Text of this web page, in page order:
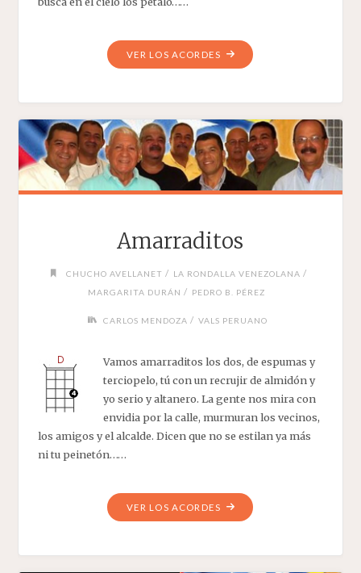
VER LOS ACORDES"CAMINITO
VERDE"
Amarraditos
CHUCHO AVELLANET / LA RONDALLA VENEZOLANA /
MARGARITA DURÁN / PEDRO B. PÉREZ
CARLOS MENDOZA / VALS PERUANO
Vamos amarraditos los dos, de espumas y
terciopelo, tú con un recrujir de almidón y
yo serio y altanero. La gente nos mira con
envidia por la calle, murmuran los vecinos,
los amigos y el alcalde. Dicen que no se estilan ya más
ni tu peinetón……
VER LOS ACORDES"AMARRADITOS"